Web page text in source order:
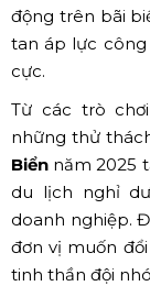
động trên bãi
tan áp lực công
cực.
Từ các trò
những thử
Biển năm 2025
du lịch nghỉ
doanh nghiệp.
đơn vị muốn
tinh thần đội